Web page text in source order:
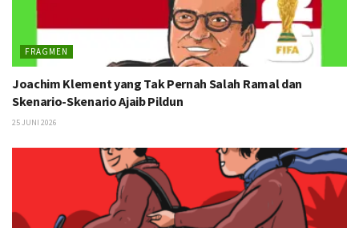
FRAGMEN
Joachim Klement yang Tak Pernah Salah Ramal dan
Skenario-Skenario Ajaib Pildun
25 JUNI 2026